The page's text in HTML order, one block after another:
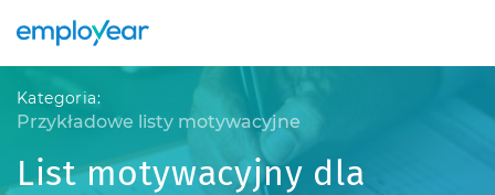
Kategoria:
Przykładowe listy motywacyjne
List motywacyjny dla